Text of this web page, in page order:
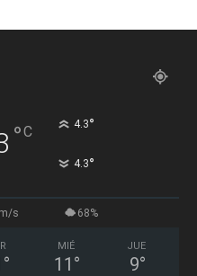
°C 4.3°
4.3°
s 68%
°
MIÉ
11 °
JUE
9°